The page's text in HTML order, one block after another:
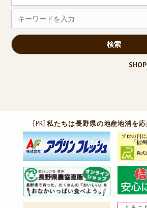
［PR］私たちは長野県の地産地消を応